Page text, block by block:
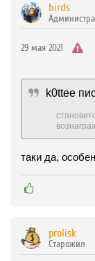
birds
29 мая 2021
k0ttee
таки да,
prolisk
Старожил